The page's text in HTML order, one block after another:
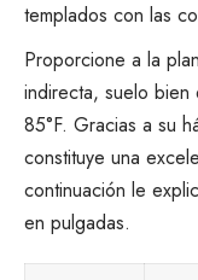
templados con las
Proporcione a la
indirecta, suelo bien
85°F. Gracias a su
constituye una
continuación le
en pulgadas.